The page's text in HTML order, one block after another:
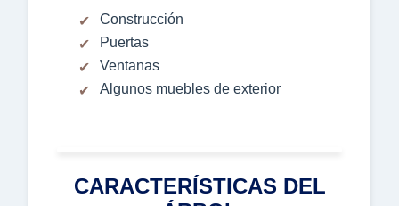
Construcción
Puertas
Ventanas
Algunos muebles de exterior
CARACTERÍSTICAS DEL